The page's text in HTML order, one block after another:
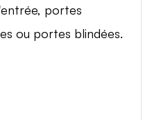
portes
ou portes blindées.